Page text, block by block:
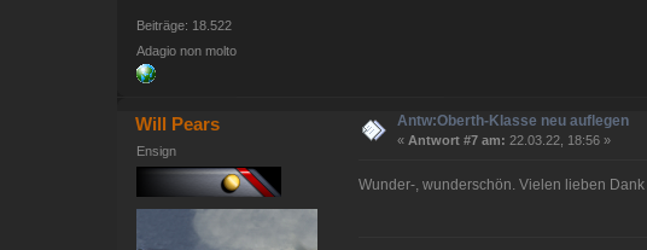
Beiträge: 18.522
Adagio non molto
Will Pears
Ensign
Antw:Oberth-Klasse neu auflegen
« Antwort #7 am: 22.03.22, 18:56 »
Wunder-, wunderschön. Vielen lieben